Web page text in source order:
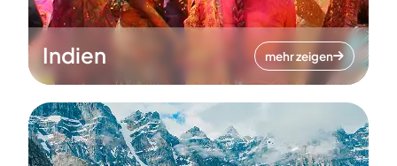
Indien mehr zeigen